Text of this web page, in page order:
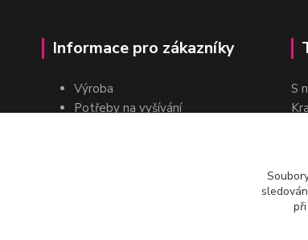
Informace pro zákazníky
Výroba
Potřeby na vyšívání
S